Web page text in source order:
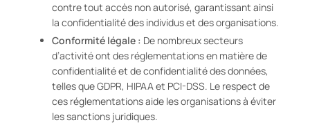
contre tout accès non autorisé, garantissant ainsi
la confidentialité des individus et des organisations.
Conformité légale : De nombreux secteurs
d’activité ont des réglementations en matière de
confidentialité et de confidentialité des données,
telles que GDPR, HIPAA et PCI-DSS. Le respect de
ces réglementations aide les organisations à éviter
les sanctions juridiques.